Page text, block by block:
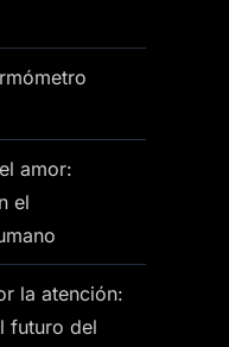
amor:
el
la atención:
futuro del